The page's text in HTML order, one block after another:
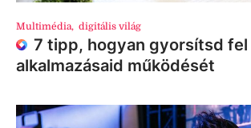
Multimédia, digitális világ
7 tipp, hogyan gyorsítsd fel
alkalmazásaid működését